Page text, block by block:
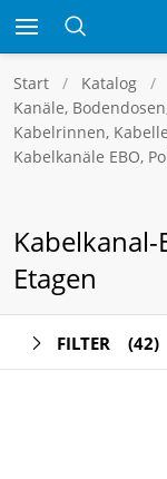
Start Katalog
Kanäle,
Kabelrinnen,
Kabelkanäle EBO,
Etagen
FILTER (42)